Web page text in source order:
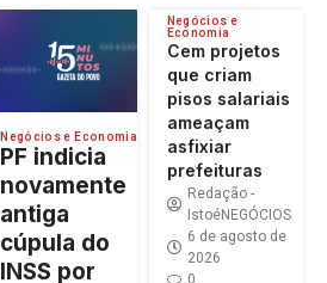
Negócios e Economia
PF indicia
novamente
antiga
cúpula do
INSS por
Negócios e
Economia
Cem projetos
que criam
pisos salariais
ameaçam
asfixiar
prefeituras
Redação -
IstoéNEGÓCIOS
6 de agosto de
2026
0